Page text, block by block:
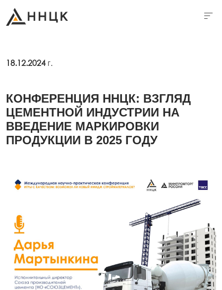
18.12.2024 г.
КОНФЕРЕНЦИЯ ННЦК: ВЗГЛЯД
ЦЕМЕНТНОЙ ИНДУСТРИИ НА
ВВЕДЕНИЕ МАРКИРОВКИ
ПРОДУКЦИИ В 2025 ГОДУ